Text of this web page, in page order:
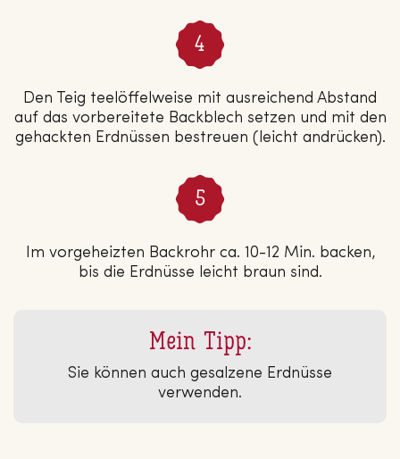
Den Teig teelöffelweise mit ausreichend Abstand
auf das vorbereitete Backblech setzen und mit den
gehackten Erdnüssen bestreuen (leicht andrücken).
Im vorgeheizten Backrohr ca. 10-12 Min. backen,
bis die Erdnüsse leicht braun sind.
Mein Tipp:
Sie können auch gesalzene Erdnüsse
verwenden.